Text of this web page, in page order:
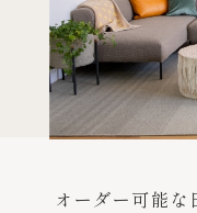
オーダー可能な